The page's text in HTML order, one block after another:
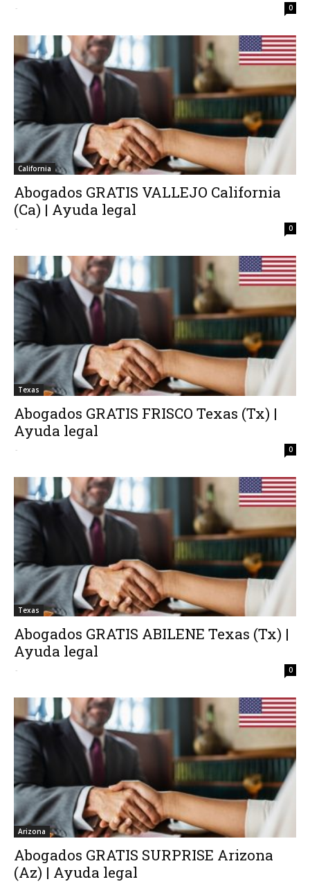
- 0
California
Abogados GRATIS VALLEJO California
(Ca) | Ayuda legal
- 0
Texas
Abogados GRATIS FRISCO Texas (Tx) |
Ayuda legal
- 0
Texas
Abogados GRATIS ABILENE Texas (Tx) |
Ayuda legal
- 0
Arizona
Abogados GRATIS SURPRISE Arizona
(Az) | Ayuda legal